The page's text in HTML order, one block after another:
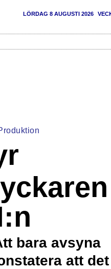
LÖRDAG 8 AUGUSTI 2026
bara avsyna
att det